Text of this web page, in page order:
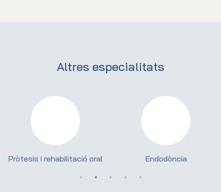
Altres especialitats
Pròtesis i rehabilitació oral Endodòncia